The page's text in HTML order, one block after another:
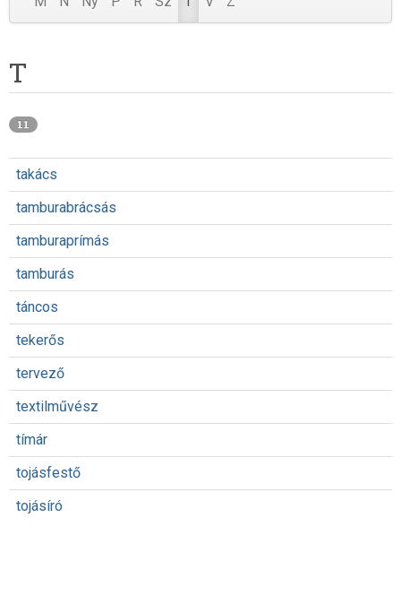
T
11
takács
tamburabrácsás
tamburaprímás
tamburás
táncos
tekerős
tervező
textilművész
tímár
tojásfestő
tojásíró